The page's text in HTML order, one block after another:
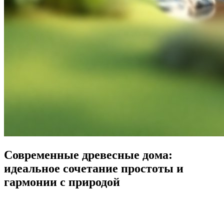
Современные древесные дома:
идеальное сочетание простоты и
гармонии с природой